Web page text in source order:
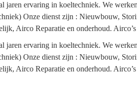
ervaring in koeltechniek. We
Onze dienst zijn : Nieuwbouw,
Airco Reparatie en onderhoud. Airco’s
ervaring in koeltechniek. We
Onze dienst zijn : Nieuwbouw,
Airco Reparatie en onderhoud. Airco’s